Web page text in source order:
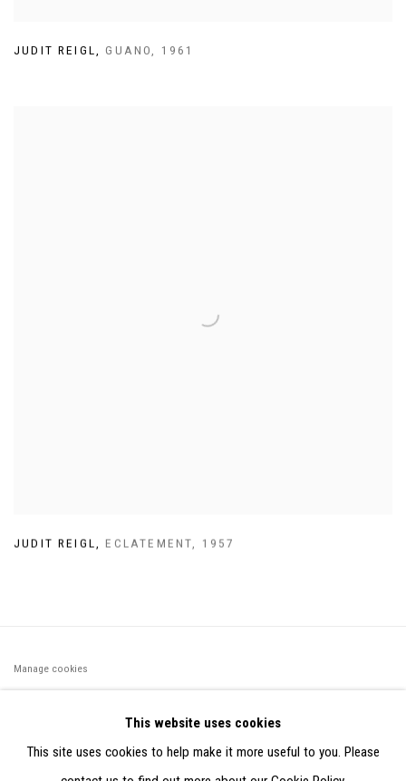
JUDIT REIGL ,GUANO 1961
JUDIT REIGL,ECLATEMENT, 1957
Manage cookies
PARTIR DES DONNÉES COLLECTÉES PAR ELISABETH KLIMOFF
DE 2015 À 2019
This website uses cookies
This site uses cookies to help make it more useful to you. Please